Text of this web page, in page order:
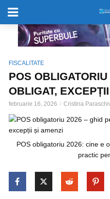
FISCALITATE
POS
OBLIGAT,
februarie 16, 2026 Cristina
POS obligatoriu 2026: cine e
practic